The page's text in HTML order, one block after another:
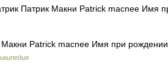
Патрик Макни Patrick macnee Имя
Patrick macnee Имя при